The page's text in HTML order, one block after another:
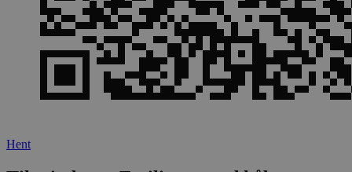
Hent